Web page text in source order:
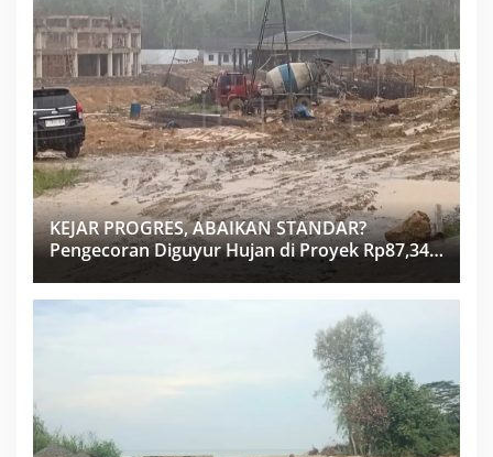
KEJAR PROGRES, ABAIKAN STANDAR?
Pengecoran Diguyur Hujan di Proyek Rp87,34
Miliar Sukma Nias, Konsultan, Pengawas dan
PPK Bungkam